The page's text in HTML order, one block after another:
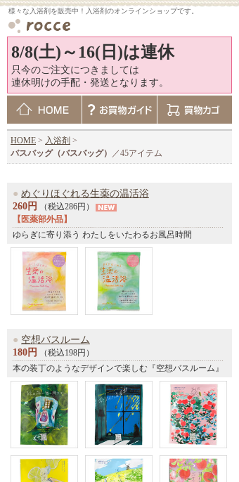
様々な入浴剤を販売中！入浴剤のオンラインショップです。
8/8(土)～16(日)は連休
只今のご注文につきましては
連休明けの手配・発送となります。
HOME > 入浴剤 >
バスバッグ（バスバッグ）
／45アイテム
● めぐりほぐれる生薬の温活浴
260円
（税込286円）
【医薬部外品】
ゆらぎに寄り添う わたしをいたわるお風呂時間
● 空想バスルーム
180円
（税込198円）
本の装丁のようなデザインで楽しむ『空想バスルーム』